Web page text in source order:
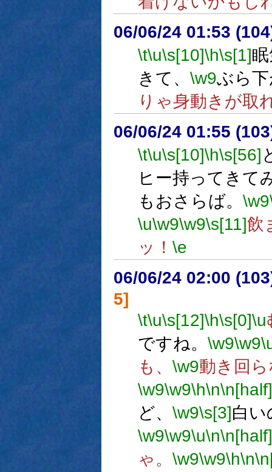
06/06/24 01:53
\t\u\s[10]\h\s[1]
きて、 \w9ぶら
りゃ身動きが取
06/06/24 01:55
\t\u\s[10]\h\s[56]
ヒー持ってきて
もおさらば。 \w9
\u\w9\w9\s[11]飲
ッ！ \e
06/06/24 02:00
5]
\t\u\s[12]\h\s[0]\u
ですね。 \w9\w9
も、 \w9動き回
\w9\w9\h\n\n[half]
ど、 \w9\s[3]白い
\w9\w9\u\n\n[half]
ゃ。 \w9\w9\h\n